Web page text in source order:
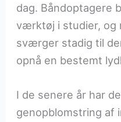
dag. Båndoptagere
værktøj i studier, og
sværger stadig til
opnå en bestemt
I de senere år har
genopblomstring af